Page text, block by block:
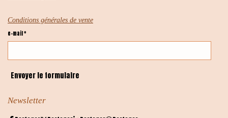
Conditions générales de vente
e-mail *
Envoyer le formulaire
Newsletter